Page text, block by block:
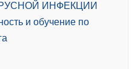
ИНФЕКЦИИ
и обучение по